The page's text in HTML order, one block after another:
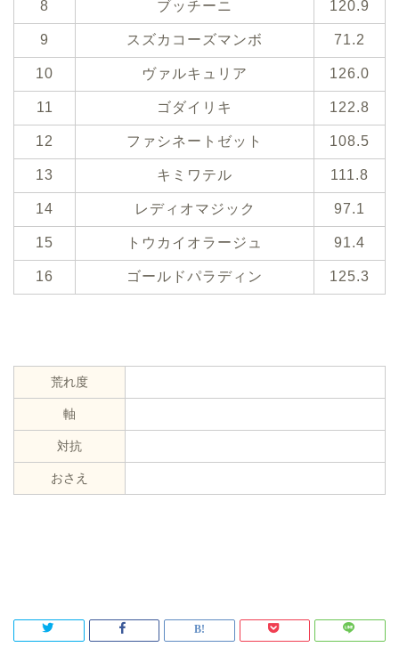
8 ブッチーニ 120.9
9 スズカコーズマンボ 71.2
10 ヴァルキュリア 126.0
11 ゴダイリキ 122.8
12 ファシネートゼット 108.5
13 キミワテル 111.8
14 レディオマジック 97.1
15 トウカイオラージュ 91.4
16 ゴールドパラディン 125.3
荒れ度
軸
対抗
おさえ